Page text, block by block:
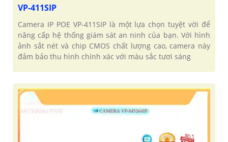
VP-411SIP
Camera IP POE VP-411SIP là một lựa chọn tuyệt vời để
nâng cấp hệ thống giám sát an ninh của bạn. Với hình
ảnh sắt nét và chip CMOS chất lượng cao, camera này
đảm bảo thu hình chính xác với màu sắc tươi sáng